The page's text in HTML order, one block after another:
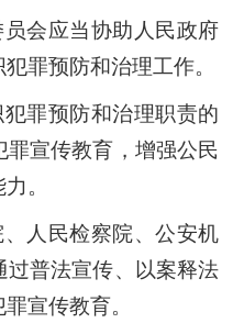
会应当协助人民政府
罪预防和治理工作。
罪预防和治理职责的
宣传教育，增强公民
。
人民检察院、公安机
过普法宣传、以案释法
宣传教育。